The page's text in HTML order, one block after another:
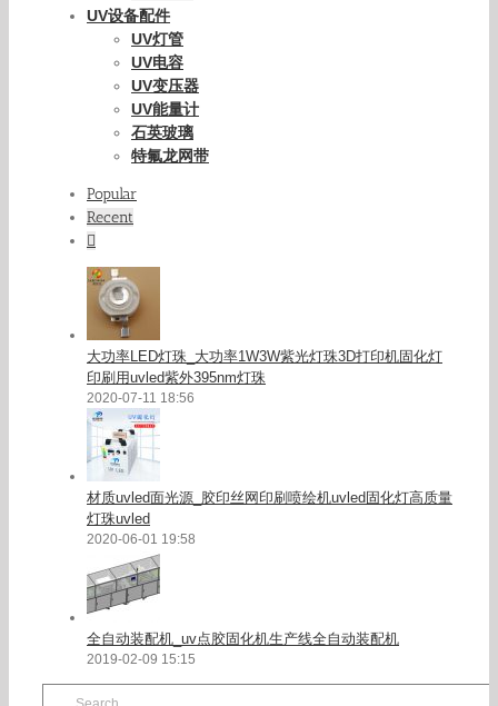
UV设备配件
UV灯管
UV电容
UV变压器
UV能量计
石英玻璃
特氟龙网带
Popular
Recent
大功率LED灯珠_大功率1W3W紫光灯珠3D打印机固化灯
印刷用uvled紫外395nm灯珠
2020-07-11 18:56
材质uvled面光源_胶印丝网印刷喷绘机uvled固化灯高质量
灯珠uvled
2020-06-01 19:58
全自动装配机_uv点胶固化机生产线全自动装配机
2019-02-09 15:15